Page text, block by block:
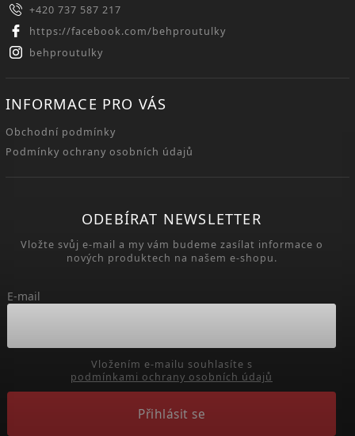
+420 737 587 217
https://facebook.com/behproutulky
behproutulky
INFORMACE PRO VÁS
Obchodní podmínky
Podmínky ochrany osobních údajů
ODEBÍRAT NEWSLETTER
Vložte svůj e-mail a my vám budeme zasílat informace o
nových produktech na našem e-shopu.
E-mail
podmínkami ochrany osobních údajů
Přihlásit se